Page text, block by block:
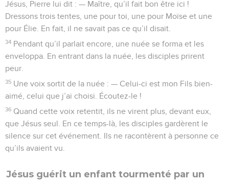
Jésus, Pierre lui dit : — Maître, qu’il fait bon être ici !
Dressons trois tentes, une pour toi, une pour Moïse et une
pour Élie. En fait, il ne savait pas ce qu’il disait.
34 Pendant qu’il parlait encore, une nuée se forma et les
enveloppa. En entrant dans la nuée, les disciples prirent
peur.
35 Une voix sortit de la nuée : — Celui-ci est mon Fils bien-
aimé, celui que j’ai choisi. Écoutez-le !
36 Quand cette voix retentit, ils ne virent plus, devant eux,
que Jésus seul. En ce temps-là, les disciples gardèrent le
silence sur cet événement. Ils ne racontèrent à personne ce
qu’ils avaient vu.
Jésus guérit un enfant tourmenté par un